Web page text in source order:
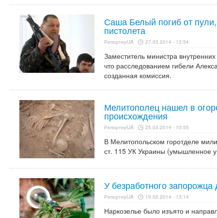
Саша Белый погиб от
пистолета
РепортерUA 27.03.2014 - 13:54
Заместитель министра
что расследованием гибели
созданная комиссия.
Мелитополец нашел в
происхождения
РепортерUA 25.03.2014 - 10:55
В Мелитопольском горотделе
ст. 115 УК Украины (умышленное
У безработного
РепортерUA 19.02.2014 - 13:14
Наркозелье было изъято и